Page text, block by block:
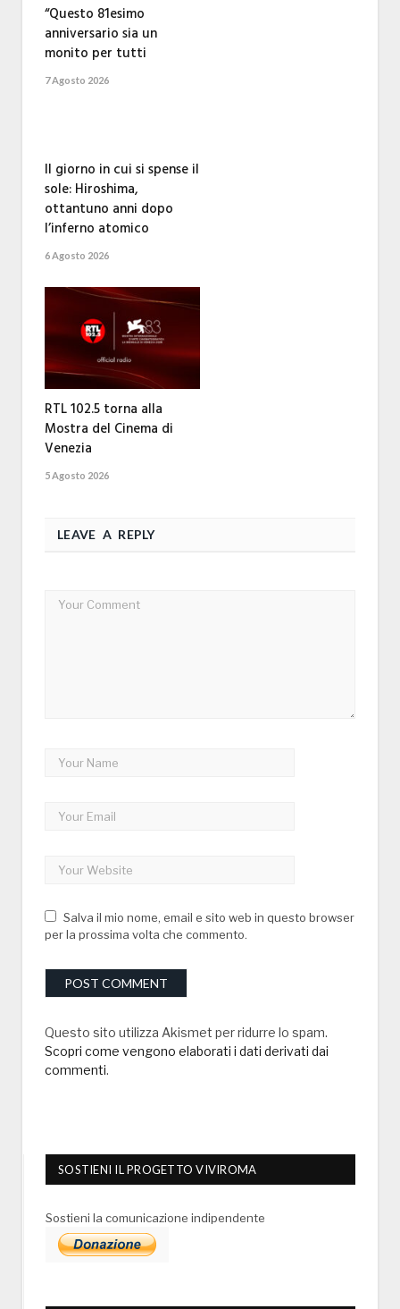
“Questo 81esimo
anniversario sia un
monito per tutti
7 Agosto 2026
Il giorno in cui si spense il
sole: Hiroshima,
ottantuno anni dopo
l’inferno atomico
6 Agosto 2026
RTL 102.5 torna alla
Mostra del Cinema di
Venezia
5 Agosto 2026
LEAVE A REPLY
Salva il mio nome, email e sito web in questo browser
per la prossima volta che commento.
Questo sito utilizza Akismet per ridurre lo spam.
Scopri come vengono elaborati i dati derivati dai
commenti.
SOSTIENI IL PROGETTO VIVIROMA
Sostieni la comunicazione indipendente